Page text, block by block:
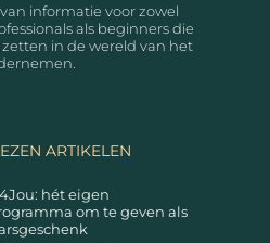
informatie voor zowel
als beginners die
in de wereld van het
ARTIKELEN
hét eigen
om te geven als